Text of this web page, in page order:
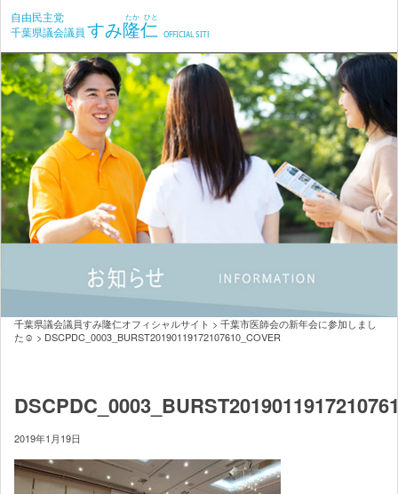
千葉県議会議員すみ隆仁オフィシャルサイト > 千葉市医師会の新年会に参加しまし
た☺️ > DSCPDC_0003_BURST20190119172107610_COVER
2019年1月19日